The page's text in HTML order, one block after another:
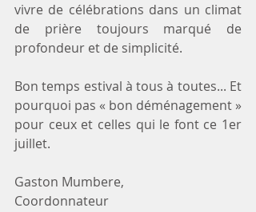
vivre de célébrations dans un climat
de prière toujours marqué de
profondeur et de simplicité.
Bon temps estival à tous à toutes... Et
pourquoi pas « bon déménagement »
pour ceux et celles qui le font ce 1er
juillet.
Gaston Mumbere,
Coordonnateur